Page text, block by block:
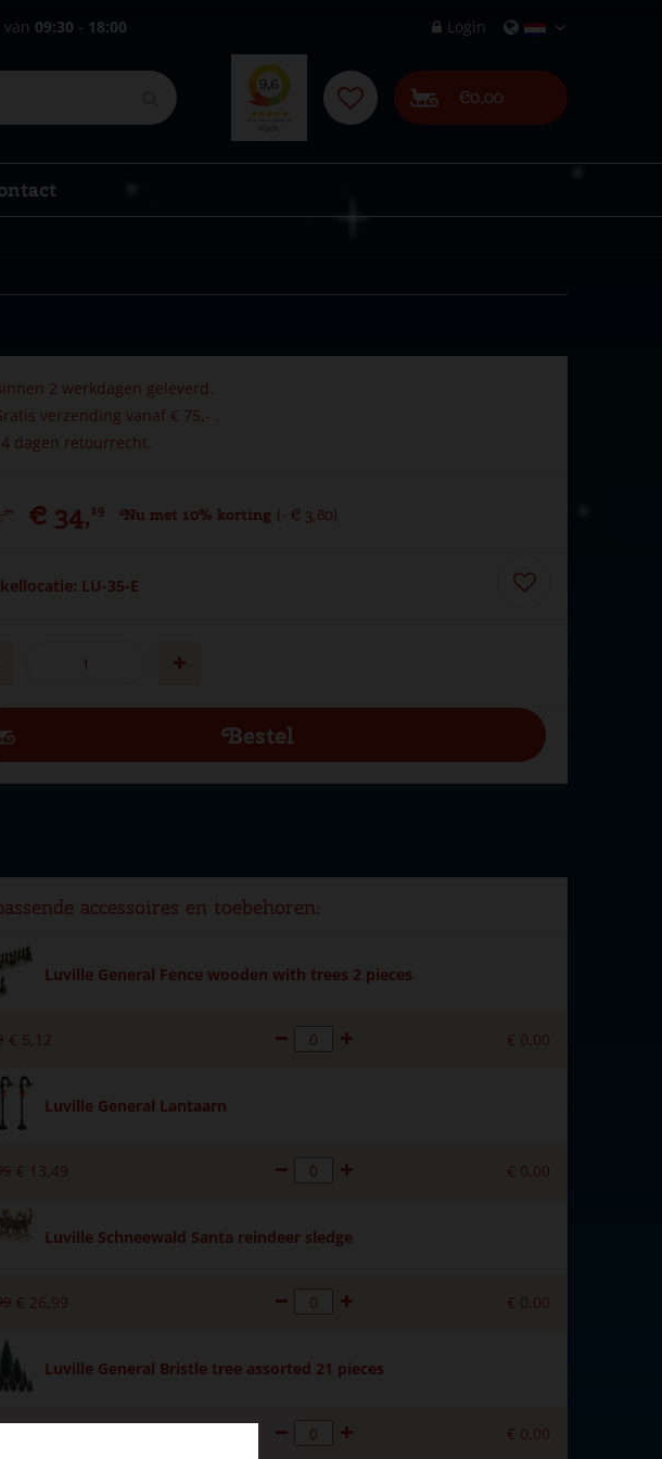
09:30 - 18:00 Login
€0,00
2 werkdagen geleverd.
verzending vanaf € 75,- .
dagen retourrecht.
,99 € 34,19 Nu met 10% korting € 3,80
LU-35-E
accessoires en toebehoren:
Luville General Fence wooden with trees 2 pieces
€ 5, 12 € 0,00
Luville General Lantaarn
€ 13,49 € 0,00
Luville Schneewald Santa reindeer sledge
€ 26,99 € 0,00
Luville General Bristle tree assorted 21 pieces
€ 0,00